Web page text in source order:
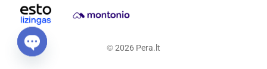
©2026 Pera.lt